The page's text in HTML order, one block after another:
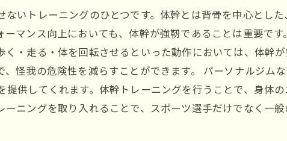
いトレーニングのひとつです。体幹とは背骨を中心とし
マンス向上においても、体幹が強靭であることは重要で
・走る・体を回転させるといった動作においては、体幹
怪我の危険性を減らすことができます。 パーソナルジム
供してくれます。体幹トレーニングを行うことで、身体
ニングを取り入れることで、スポーツ選手だけでなく一